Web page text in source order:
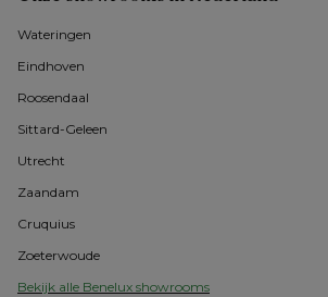
Wateringen
Eindhoven
Roosendaal
Sittard-Geleen
Utrecht
Zaandam
Cruquius
Zoeterwoude
Bekijk alle Benelux showrooms